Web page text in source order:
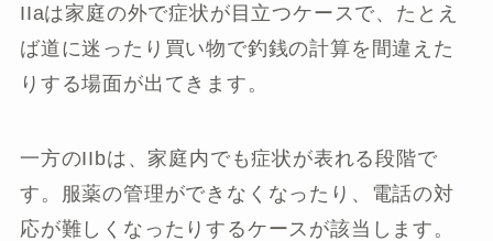
IIaは家庭の外で症状が目立つケースで、たとえ
ば道に迷ったり買い物で釣銭の計算を間違えた
りする場面が出てきます。
一方のIIbは、家庭内でも症状が表れる段階で
す。服薬の管理ができなくなったり、電話の対
応が難しくなったりするケースが該当します。